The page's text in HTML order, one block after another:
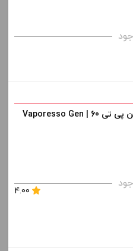
قیمت ، گزینه های محصول را
سبد خرید
قیمت ، گزینه های محصول را
ویپ ویپرسو جن پی تی 60 | Vaporesso Gen
4.00